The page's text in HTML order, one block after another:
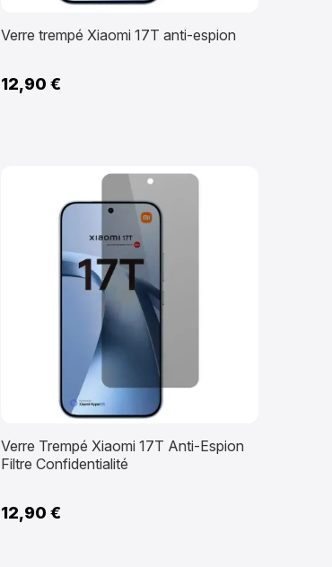
Verre trempé Xiaomi 17T anti-espion
12,90 €
Verre Trempé Xiaomi 17T Anti-Espion
Filtre Confidentialité
12,90 €